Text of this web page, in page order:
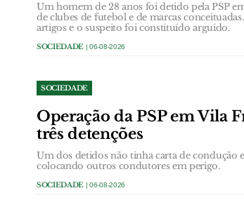
Um homem de 28 anos foi detido pela PSP
de clubes de futebol e de marcas
artigos e o suspeito foi constituído arguido.
SOCIEDADE | 06-08-2026
SOCIEDADE
Operação da PSP em Vila
três detenções
Um dos detidos não tinha carta de
colocando outros condutores em perigo.
SOCIEDADE | 06-08-2026